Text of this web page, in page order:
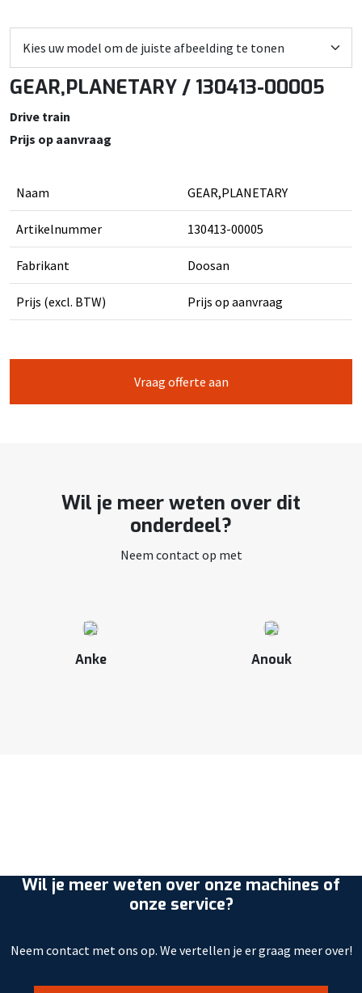
GEAR,PLANETARY / 130413-00005
Drive train
Prijs op aanvraag
Naam GEAR,PLANETARY
Artikelnummer 130413-00005
Fabrikant Doosan
Prijs (excl. BTW) Prijs op aanvraag
Vraag offerte aan
Wil je meer weten over dit
onderdeel?
Neem contact op met
Anke Anouk
Wil je meer weten over onze machines of
onze service?
Neem contact met ons op. We vertellen je er graag meer over!